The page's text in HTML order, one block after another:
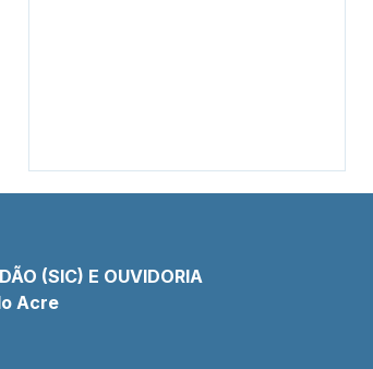
Nota de Pesar
(SIC) E OUVIDORIA
Acre